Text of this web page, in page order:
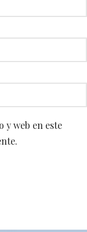
y web en este